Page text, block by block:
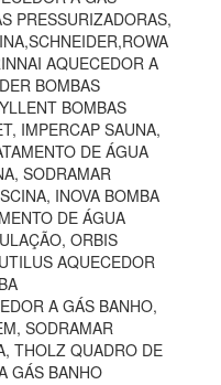
PRESSURIZADORAS,
AQUECEDOR A
BOMBAS
BOMBAS
IMPERCAP SAUNA,
DE ÁGUA
SODRAMAR
INOVA BOMBA
DE ÁGUA
ORBIS
AQUECEDOR
A GÁS BANHO,
SODRAMAR
THOLZ QUADRO DE
GÁS BANHO